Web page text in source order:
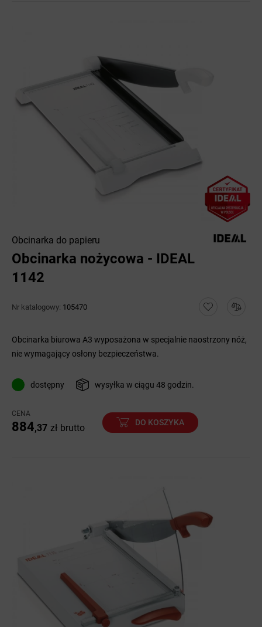
Obcinarka do papieru
Obcinarka nożycowa - IDEAL
1142
Nr katalogowy: 105470
Obcinarka biurowa A3 wyposażona w specjalnie naostrzony nóż,
nie wymagający osłony bezpieczeństwa.
dostępny wysyłka w ciągu 48 godzin.
CENA
884,37 zł brutto
DO KOSZYKA